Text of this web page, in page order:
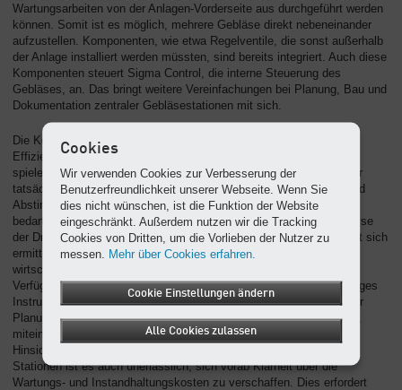
Wartungsarbeiten von der Anlagen-Vorderseite aus durchgeführt werden
können. Somit ist es möglich, mehrere Gebläse direkt nebeneinander
aufzustellen. Komponenten, wie etwa Regelventile, die sonst außerhalb
der Anlage installiert werden müssten, sind bereits integriert. Auch diese
Komponenten steuert Sigma Control, die interne Steuerung des
Gebläses, an. Das bringt weitere Vereinfachungen bei Planung, Bau und
Dokumentation zentraler Gebläsestationen mit sich.
Die Kosten während des Betriebs hängen aber nicht nur von der
Effizienz der einzelnen Anlagen einer Gebläsestation ab. Vielmehr
spielen dabei weitere Faktoren eine wichtige Rolle. Dazu zählen der
tatsächliche Druck- und Luftmengenbedarf, die richtige Auswahl und
Abstimmung der Gebläse und ihrer Antriebssysteme und die
bedarfsgerechte Steuerung im Verbundbetrieb. Hier bietet die Analyse
der Druckluftauslastung (ADA) wertvolle Unterstützung: Damit lässt sich
ermitteln, wie der Druckluftbedarf im Zeitverlauf aussieht, wie
wirtschaftlich eine Gebläsestation arbeitet und inwiefern sich ihre
Verfügbarkeit und Effizienz noch erhöhen lässt. Ein weiteres wichtiges
Instrument ist das Kaeser-Energie-Spar-System (KESS). Mit dieser
Planungssoftware können verschiedene Systemvarianten simuliert,
miteinander verglichen und Einsparpotentiale ermittelt werden.
Hinsichtlich der Lebenszykluskosten einzelner Gebläse wie ganzer
Stationen ist es auch unerlässlich, sich vorab Klarheit über die
Wartungs- und Instandhaltungskosten zu verschaffen. Dies erfordert
Cookies
Wir verwenden Cookies zur Verbesserung der
Benutzerfreundlichkeit unserer Webseite. Wenn Sie
dies nicht wünschen, ist die Funktion der Website
eingeschränkt. Außerdem nutzen wir die Tracking
Cookies von Dritten, um die Vorlieben der Nutzer zu
messen. Mehr über Cookies erfahren.
Cookie Einstellungen ändern
Alle Cookies zulassen